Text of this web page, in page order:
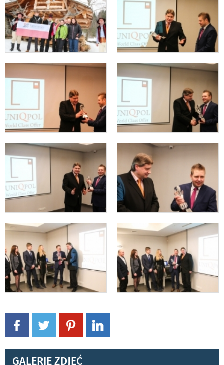
GALERIE ZDJĘĆ